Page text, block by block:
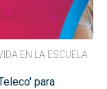
EN LA ESCUELA
para